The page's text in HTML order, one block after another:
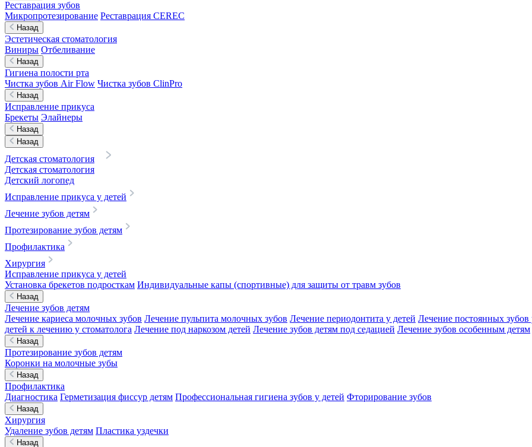
Реставрация зубов
Микропротезирование Реставрация CEREC
Назад
Эстетическая стоматология
Виниры Отбеливание
Назад
Гигиена полости рта
Чистка зубов Air Flow Чистка зубов ClinPro
Назад
Исправление прикуса
Брекеты Элайнеры
Назад
Назад
Детская стоматология
Детская стоматология
Детский логопед
Исправление прикуса у детей
Лечение зубов детям
Протезирование зубов детям
Профилактика
Хирургия
Исправление прикуса у детей
Установка брекетов подросткам Индивидуальные капы (спортивные) для защиты от травм зубов
Назад
Лечение зубов детям
Лечение кариеса молочных зубов Лечение пульпита молочных зубов Лечение периодонтита у детей Лечение постоянных зубов
детей к лечению у стоматолога Лечение под наркозом детей Лечение зубов детям под седацией Лечение зубов особенным детям
Назад
Протезирование зубов детям
Коронки на молочные зубы
Назад
Профилактика
Диагностика Герметизация фиссур детям Профессиональная гигиена зубов у детей Фторирование зубов
Назад
Хирургия
Удаление зубов детям Пластика уздечки
Назад